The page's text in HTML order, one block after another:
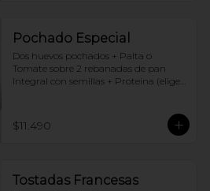
Pochado Especial
Dos huevos pochados + Palta o
Tomate sobre 2 rebanadas de pan
Integral con semillas + Proteina (elige
$11.490
Tostadas Francesas